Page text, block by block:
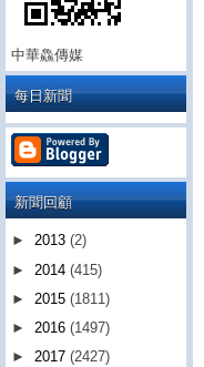
中華鱻傳媒
每日新聞
新聞回顧
► 2013 (2)
► 2014 (415)
► 2015 (1811)
► 2016 (1497)
► 2017 (2427)